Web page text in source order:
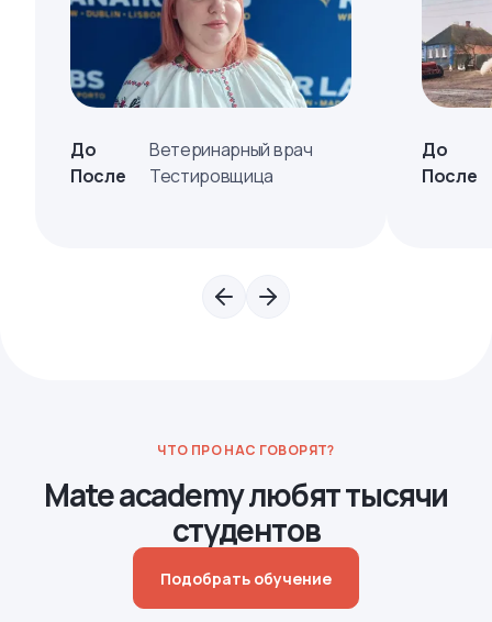
До
Ветеринарный врач
После
Тестировщица
До
После
ЧТО ПРО НАС ГОВОРЯТ?
Mate academy любят тысячи
студентов
Подобрать обучение